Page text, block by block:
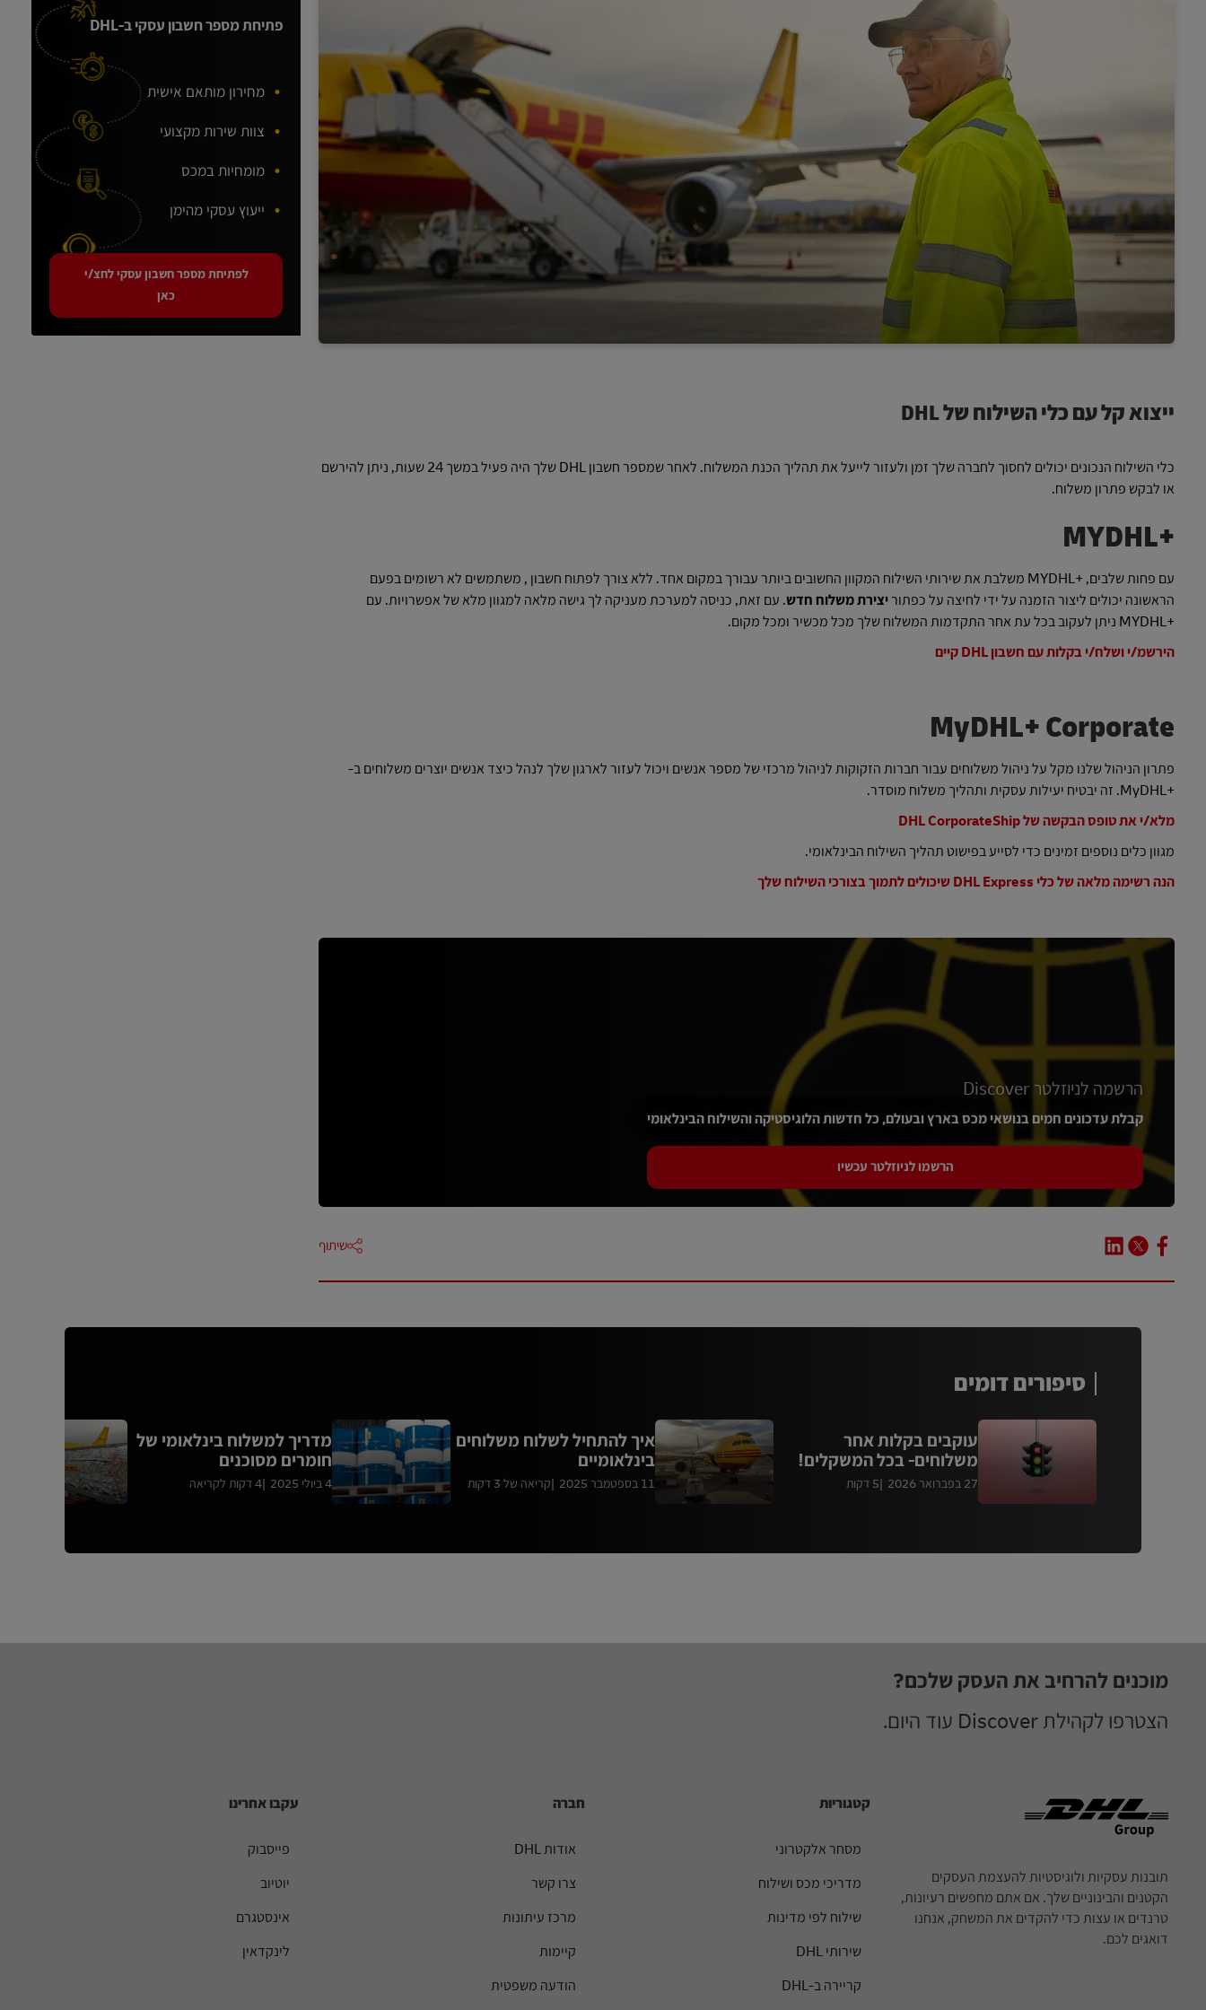
ייצוא קל עם כלי השילוח של DHL
כלי השילוח הנכונים יכולים לחסוך לחברה שלך זמן ולעזור לייעל את תהליך הכנת המשלוח. לאחר שמספר חשבון DHL שלך היה פעיל במשך 24 שעות, ניתן להירשם
או לבקש פתרון משלוח.
+MYDHL
עם פחות שלבים, +MYDHL משלבת את שירותי השילוח המקוון החשובים ביותר עבורך במקום אחד. ללא צורך לפתוח חשבון , משתמשים לא רשומים בפעם
הראשונה יכולים ליצור הזמנה על ידי לחיצה על כפתוריצירת משלוח חדש. עם זאת, כניסה למערכת מעניקה לך גישה מלאה למגוון מלא של אפשרויות. עם
+MYDHL ניתן לעקוב בכל עת אחר התקדמות המשלוח שלך מכל מכשיר ומכל מקום.
הירשמ/י ושלח/י בקלות עם חשבון DHL קיים
MyDHL+ Corporate
פתרון הניהול שלנו מקל על ניהול משלוחים עבור חברות הזקוקות לניהול מרכזי של מספר אנשים ויכול לעזור לארגון שלך לנהל כיצד אנשים יוצרים משלוחים ב-
+MyDHL. זה יבטיח יעילות עסקית ותהליך משלוח מוסדר.
מלא/י את טופס הבקשה של DHL CorporateShip
מגוון כלים נוספים זמינים כדי לסייע בפישוט תהליך השילוח הבינלאומי.
הנה רשימה מלאה של כלי DHL Express שיכולים לתמוך בצורכי השילוח שלך
הרשמה לניוזלטר Discover
קבלת עדכונים חמים בנושאי מכס בארץ ובעולם, כל חדשות הלוגיסטיקה והשילוח הבינלאומי
הרשמו לניוזלטר עכשיו
פתיחת מספר חשבון עסקי ב-DHL
מחירון מותאם אישית
צוות שירות מקצועי
מומחיות במכס
ייעוץ עסקי מהימן
לפתיחת מספר חשבון עסקי לחצ/י
כאן
שיתוף
סיפורים דומים
עוקבים בקלות אחר
משלוחים- בכל המשקלים!
27 בפברואר 2026 5 דקות
איך להתחיל לשלוח משלוחים
בינלאומיים
11 בספטמבר 2025 קריאה של 3 דקות
מדריך למשלוח בינלאומי של
חומרים מסוכנים
4 ביולי 2025 4 דקות לקריאה
תובנות עסקיות ולוגיסטיות להעצמת העסקים
הקטנים והבינוניים שלך. אם אתם מחפשים רעיונות,
טרנדים או עצות כדי להקדים את המשחק, אנחנו
דואגים לכם.
מוכנים להרחיב את העסק שלכם?
הצטרפו לקהילת Discover עוד היום.
קטגוריות
מסחר אלקטרוני
מדריכי מכס ושילוח
שילוח לפי מדינות
שירותי DHL
קריירה ב-DHL
חברה
אודות DHL
צרו קשר
מרכז עיתונות
קיימות
הודעה משפטית
עקבו אחרינו
פייסבוק
יוטיוב
אינסטגרם
לינקדאין